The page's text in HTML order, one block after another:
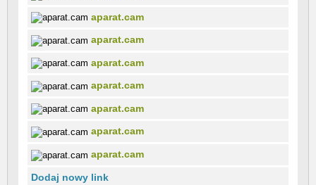
aparat.cam
aparat.cam
aparat.cam
aparat.cam
aparat.cam
aparat.cam
aparat.cam
Dodaj nowy link